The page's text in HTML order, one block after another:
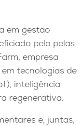
em gestão
pela pelas
empresa
tecnologias de
inteligência
regenerativa.
e, juntas,